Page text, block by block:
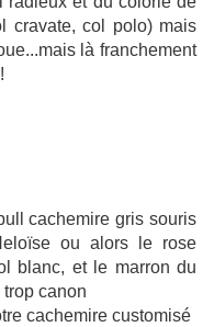
cravate, col polo) mais
là franchement
cachemire gris souris
ou alors le rose
blanc, et le marron du
canon
cachemire customisé